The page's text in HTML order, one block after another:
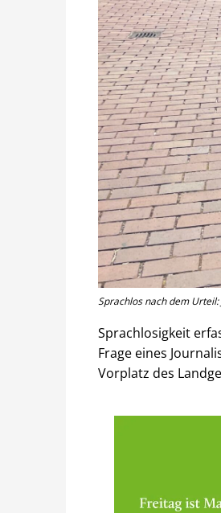
Sprachlos nach dem
Sprachlosigkeit
Frage eines
Vorplatz des